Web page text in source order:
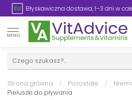
Błyskawiczna dostawa, 1–3 dni w
MENU
Strona główna / Pozostałe /
Pieluszki do pływania